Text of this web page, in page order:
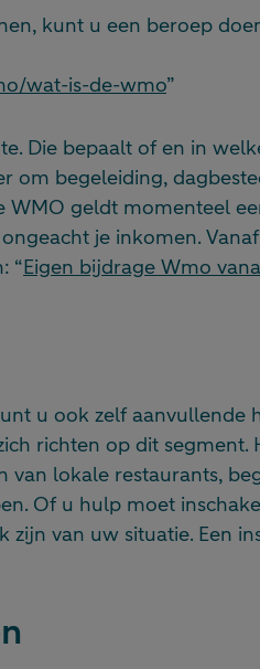
kunt u een beroep
wat-is-de-wmo”
Die bepaalt of en in
om begeleiding,
WMO geldt momenteel
je inkomen.
“Eigen bijdrage Wmo
u ook zelf aanvullende
richten op dit segment.
van lokale restaurants,
Of u hulp moet
van uw situatie. Een